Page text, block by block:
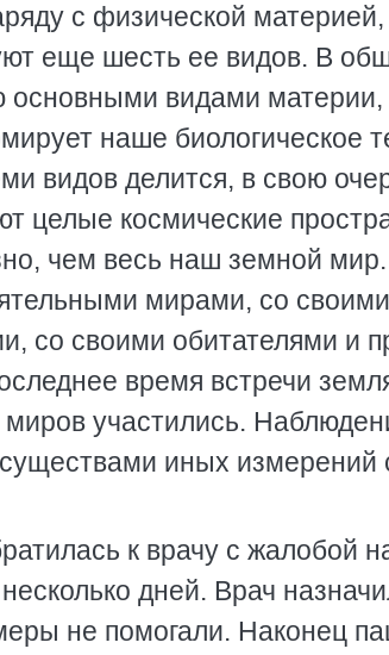
с физической
еще шесть ее видов. В
основными видами
наше биологическое
видов делится, в свою
целые космические
чем весь наш земной
мирами, со
со своими обитателями и
время встречи
участились.
иных
к врачу с жалобой
дней. Врач
не помогали. Наконец